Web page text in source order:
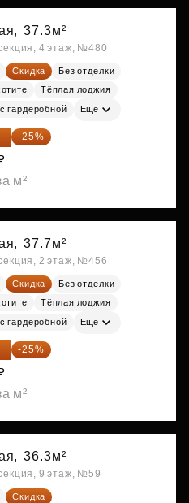
37.3м²
4 этаж, №480
Скидка
Без отделки
Тёплая лоджия
гардеробной Ещё
₽ -25%
м²
37.7м²
2 этаж, №456
Скидка
Без отделки
Тёплая лоджия
гардеробной Ещё
₽ -25%
м²
36.3м²
9 этаж, №59
Скидка